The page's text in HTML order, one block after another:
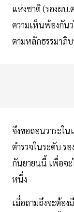
แห่งชาติ (รองผบ.
ความเห็นพ้องกัน
ตามหลักธรรมาภิ
จึงขอถอนวาระใน
ตำรวจในระดับ ร
กันยายนนี้ เพื่อจะ
หนึ่ง
เมื่อถามถึงจะต้อ